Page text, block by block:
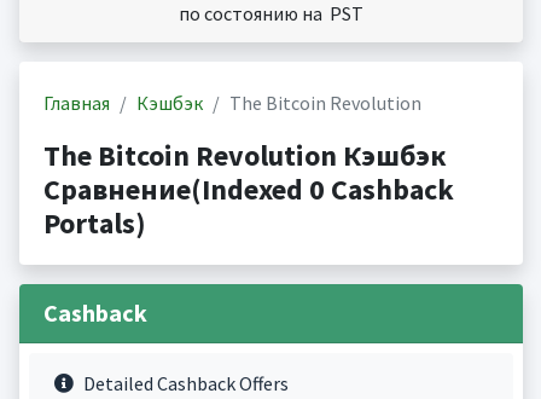
по состоянию на PST
Главная Кэшбэк The Bitcoin Revolution
The Bitcoin Revolution Кэшбэк
Сравнение(Indexed 0 Cashback
Portals)
Cashback
Detailed Cashback Offers